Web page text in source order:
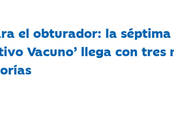
el obturador: la
Vacuno’ llega con tres